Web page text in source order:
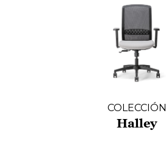
COLECCIÓN
Halley